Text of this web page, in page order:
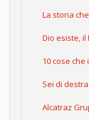
La storia
Dio esiste, il
10 cose
Sei di
Alcatraz